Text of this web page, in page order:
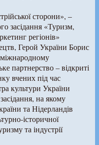
сторони», –
засідання «Туризм,
регіонів»
Герой України Борис
партнерство – відкриті
вчених під час
культури України
на якому
та Нідерландів
історичної
та індустрії